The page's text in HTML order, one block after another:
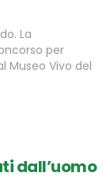
La
per
Museo Vivo del
dall’uomo